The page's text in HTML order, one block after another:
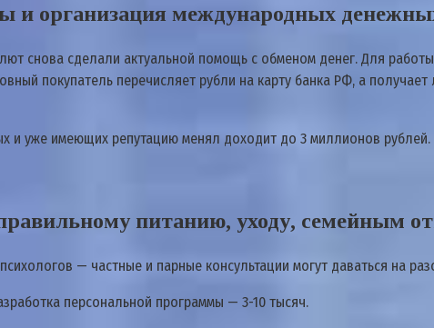
и организация международных
снова сделали актуальной помощь с обменом денег. Для
покупатель перечисляет рубли на карту банка РФ, а
и уже имеющих репутацию менял доходит до 3 миллионов рублей.
питанию, уходу, семейным
— частные и парные консультации могут даваться на
персональной программы — 3-10 тысяч.